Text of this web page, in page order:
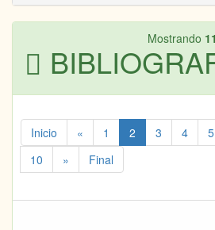
Mostrando
Inicio « 1 2 3 4 5
10
» Final